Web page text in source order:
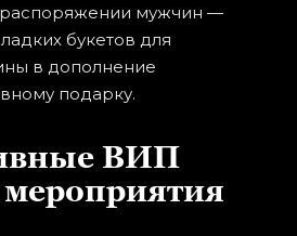
мужчин —
букетов для
в дополнение
подарку.
ВИП